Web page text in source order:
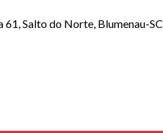
61, Salto do Norte, Blumenau-SC